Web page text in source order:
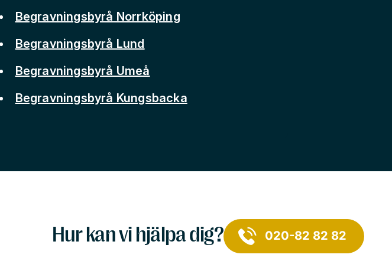
Begravningsbyrå Norrköping
Begravningsbyrå Lund
Begravningsbyrå Umeå
Begravningsbyrå Kungsbacka
Hur kan vi hjälpa dig? 020-82 82 82